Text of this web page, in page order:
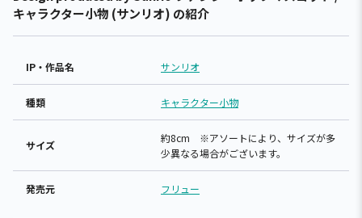
キャラクター小物 (サンリオ) の紹介
IP・作品名 サンリオ
種類 キャラクター小物
サイズ
約8cm ※アソートにより、サイズが多
少異なる場合がございます。
発売元 フリュー